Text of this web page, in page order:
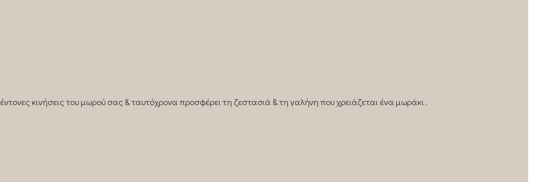
κινήσεις του μωρού σας & ταυτόχρονα προσφέρει τη ζεστασιά & τη γαλήνη που χρειάζεται ένα μωράκι .